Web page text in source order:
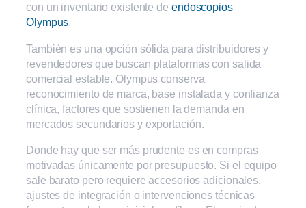
con un inventario existente de endoscopios
Olympus.
También es una opción sólida para distribuidores y
revendedores que buscan plataformas con salida
comercial estable. Olympus conserva
reconocimiento de marca, base instalada y confianza
clínica, factores que sostienen la demanda en
mercados secundarios y exportación.
Donde hay que ser más prudente es en compras
motivadas únicamente por presupuesto. Si el equipo
sale barato pero requiere accesorios adicionales,
ajustes de integración o intervenciones técnicas